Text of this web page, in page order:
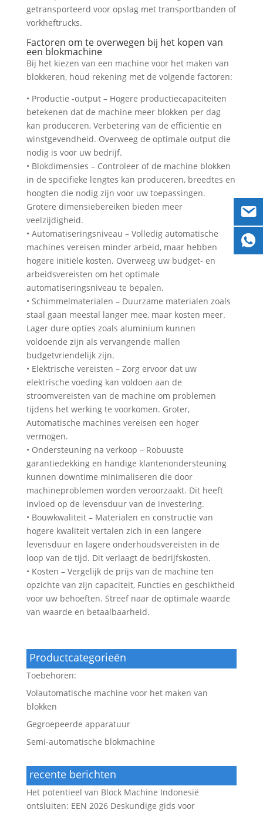
getransporteerd voor opslag met transportbanden of
vorkheftrucks.
Factoren om te overwegen bij het kopen van
een blokmachine
Bij het kiezen van een machine voor het maken van
blokkeren, houd rekening met de volgende factoren:
• Productie -output – Hogere productiecapaciteiten
betekenen dat de machine meer blokken per dag
kan produceren, Verbetering van de efficiëntie en
winstgevendheid. Overweeg de optimale output die
nodig is voor uw bedrijf.
• Blokdimensies – Controleer of de machine blokken
in de specifieke lengtes kan produceren, breedtes en
hoogten die nodig zijn voor uw toepassingen.
Grotere dimensiebereiken bieden meer
veelzijdigheid.
• Automatiseringsniveau – Volledig automatische
machines vereisen minder arbeid, maar hebben
hogere initiële kosten. Overweeg uw budget- en
arbeidsvereisten om het optimale
automatiseringsniveau te bepalen.
• Schimmelmaterialen – Duurzame materialen zoals
staal gaan meestal langer mee, maar kosten meer.
Lager dure opties zoals aluminium kunnen
voldoende zijn als vervangende mallen
budgetvriendelijk zijn.
• Elektrische vereisten – Zorg ervoor dat uw
elektrische voeding kan voldoen aan de
stroomvereisten van de machine om problemen
tijdens het werking te voorkomen. Groter,
Automatische machines vereisen een hoger
vermogen.
• Ondersteuning na verkoop – Robuuste
garantiedekking en handige klantenondersteuning
kunnen downtime minimaliseren die door
machineproblemen worden veroorzaakt. Dit heeft
invloed op de levensduur van de investering.
• Bouwkwaliteit – Materialen en constructie van
hogere kwaliteit vertalen zich in een langere
levensduur en lagere onderhoudsvereisten in de
loop van de tijd. Dit verlaagt de bedrijfskosten.
• Kosten – Vergelijk de prijs van de machine ten
opzichte van zijn capaciteit, Functies en geschiktheid
voor uw behoeften. Streef naar de optimale waarde
van waarde en betaalbaarheid.
Productcategorieën
Toebehoren:
Volautomatische machine voor het maken van
blokken
Gegroepeerde apparatuur
Semi-automatische blokmachine
recente berichten
Het potentieel van Block Machine Indonesië
ontsluiten: EEN 2026 Deskundige gids voor